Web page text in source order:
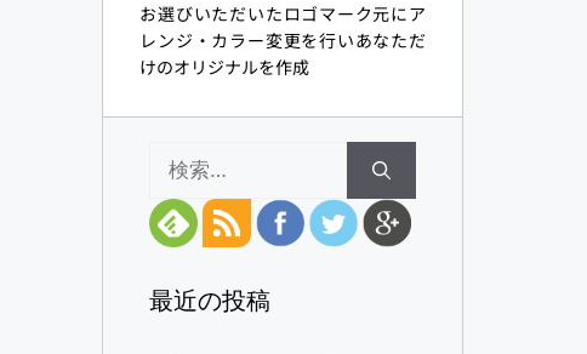
お選びいただいたロゴマーク元にア
レンジ・カラー変更を行いあなただ
けのオリジナルを作成
索:
最近の投稿